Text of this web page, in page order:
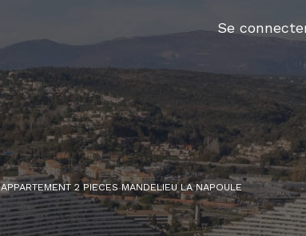
se
APPARTEMENT 2 PIECES MANDELIEU LA NAPOULE